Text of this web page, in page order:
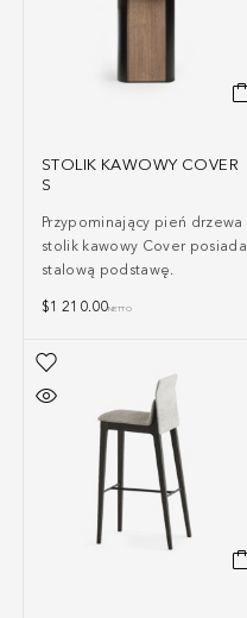
STOLIK KAWOWY COVER
S
Przypominający pień drzewa
stolik kawowy Cover posiada
stalową podstawę.
$1 210.00NETTO